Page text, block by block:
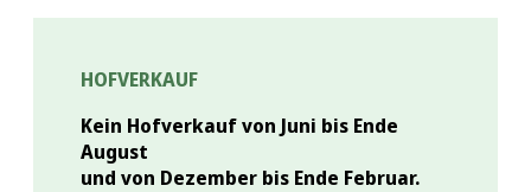
HOFVERKAUF
Kein Hofverkauf von Juni bis Ende
August
und von Dezember bis Ende Februar.